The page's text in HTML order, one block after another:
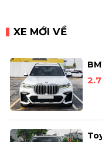
XE MỚI VỀ